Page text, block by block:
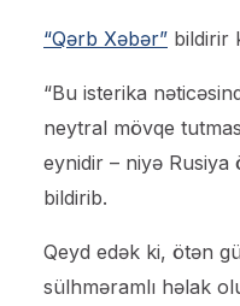
“Qərb Xəbər” bildirir
“Bu isterika
neytral mövqe
eynidir – niyə Rusiya
bildirib.
Qeyd edək ki, ötən
sülhməramlı həlak